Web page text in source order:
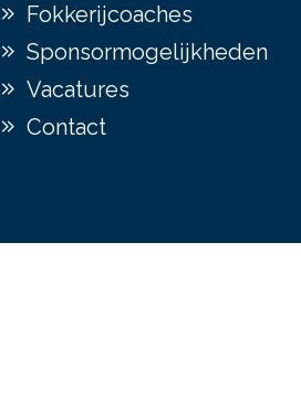
Fokkerijcoaches
Sponsormogelijkheden
Vacatures
Contact